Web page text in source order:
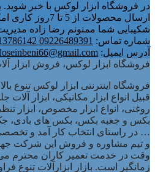
در فروشگاه ابزار لوکس با خبر شوید.
ارسال محصولات از 5
شکیبایی شما ممنونم رضا زاده
شماره تماس: 09226489391 09213786142
آدرس ایمیل:
فروشگاه ابزار لوکس، فروش ابزار
فروشگاه اینترنتی ابزار لوکس تنوع
قبیل انواع ابزار مکانیکی، ابزار آلات
روغنی، انواع ابزار مخصوص، ابزار
بکس و جعبه بکس، بکس های بادی،
… در راستای انتخاب کار آمد و
و تیم مشاوره و فروش این شرکت
وقت در خدمت تعمیر کاران محترم
زمانگیر است. بازار ابزارآلات تنوع